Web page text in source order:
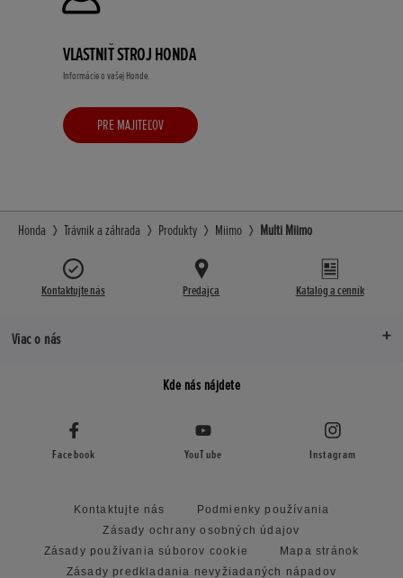
VLASTNIŤ STROJ HONDA
Informácie o vašej Honde.
PRE MAJITEĽOV
Honda Trávnik a záhrada Produkty Miimo Multi Miimo
Kontaktujte nás Predajca Katalóg a cenník
Viac o nás
Kde nás nájdete
Facebook YouTube Instagram
Kontaktujte nás
Podmienky používania
Zásady ochrany osobných údajov
Zásady používania súborov cookie
Mapa stránok
Zásady predkladania nevyžiadaných nápadov